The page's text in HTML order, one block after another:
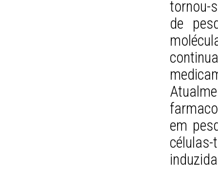
tornou-
de
em